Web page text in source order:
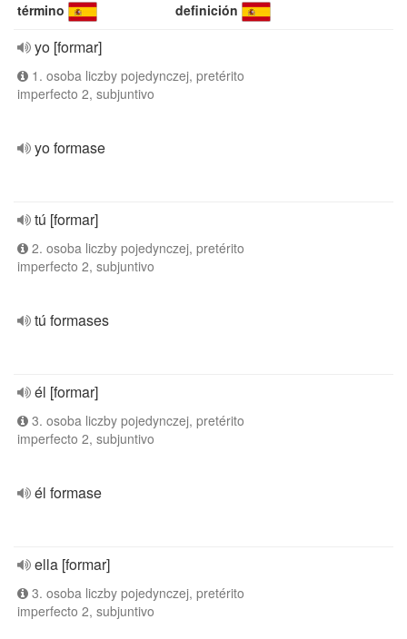
término definición
yo [formar]
1. osoba liczby pojedynczej, pretérito
imperfecto 2, subjuntivo
yo formase
tú [formar]
2. osoba liczby pojedynczej, pretérito
imperfecto 2, subjuntivo
tú formases
él [formar]
3. osoba liczby pojedynczej, pretérito
imperfecto 2, subjuntivo
él formase
ella [formar]
3. osoba liczby pojedynczej, pretérito
imperfecto 2, subjuntivo